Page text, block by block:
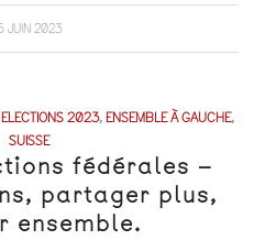
JUIN 2023
ELECTIONS 2023,ENSEMBLE À GAUCHE,
SUISSE
fédérales –
partager plus,
ensemble.